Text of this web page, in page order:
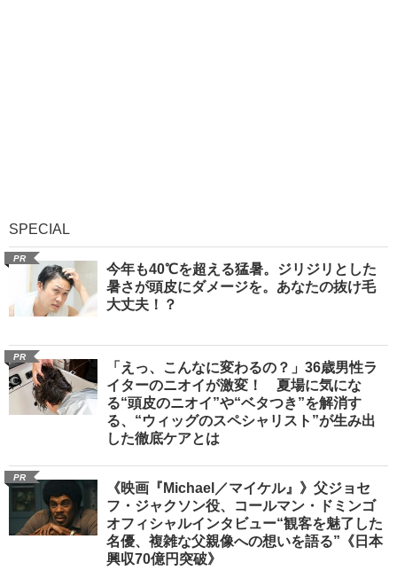
SPECIAL
PR
今年も40℃を超える猛暑。ジリジリとした
暑さが頭皮にダメージを。あなたの抜け毛
大丈夫！？
PR
「えっ、こんなに変わるの？」36歳男性ラ
イターのニオイが激変！ 夏場に気にな
る“頭皮のニオイ”や“ベタつき”を解消す
る、“ウィッグのスペシャリスト”が生み出
した徹底ケアとは
PR
《映画『Michael／マイケル』》父ジョセ
フ・ジャクソン役、コールマン・ドミンゴ
オフィシャルインタビュー“観客を魅了した
名優、複雑な父親像への想いを語る”《日本
興収70億円突破》